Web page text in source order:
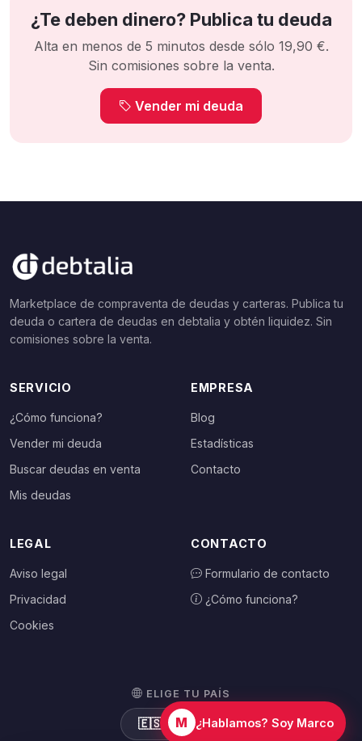
¿Te deben dinero? Publica tu deuda
Alta en menos de 5 minutos desde sólo 19,90 €.
Sin comisiones sobre la venta.
Vender mi deuda
Marketplace de compraventa de deudas y carteras. Publica tu
deuda o cartera de deudas en debtalia y obtén liquidez. Sin
comisiones sobre la venta.
SERVICIO
¿Cómo funciona?
Vender mi deuda
Buscar deudas en venta
Mis deudas
EMPRESA
Blog
Estadísticas
Contacto
LEGAL
Aviso legal
Privacidad
Cookies
CONTACTO
Formulario de contacto
¿Cómo funciona?
ELIGE TU PAÍS
🇪🇸 España
M ¿Hablamos? Soy Marco